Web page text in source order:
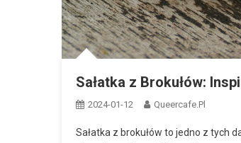
Sałatka z Brokułów:
2024-01-12 Queercafe.pl
Sałatka z brokułów to jedno z tych